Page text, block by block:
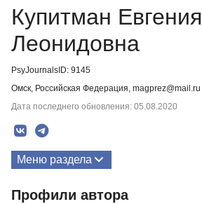
Купитман Евгения
Леонидовна
PsyJournalsID: 9145
Омск, Российская Федерация, magprez@mail.ru
Дата последнего обновления: 05.08.2020
Меню раздела
Публикации
Профили автора